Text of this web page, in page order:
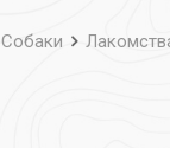
Собаки